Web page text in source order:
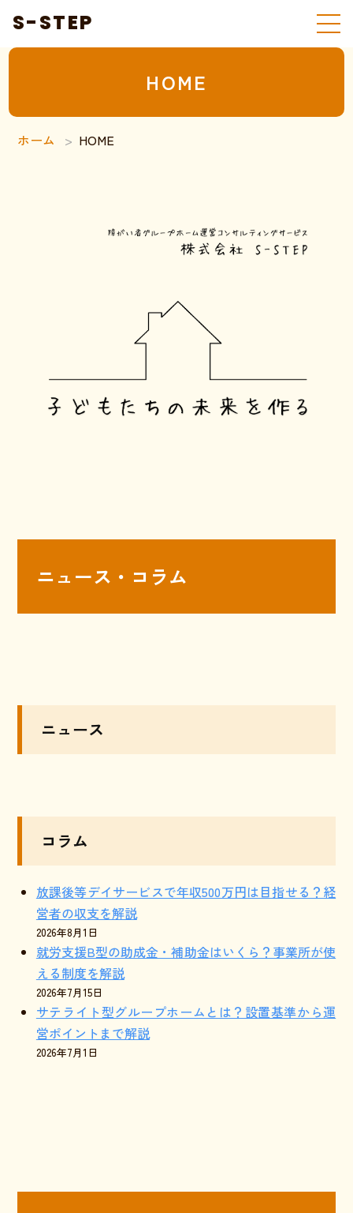
S-STEP
HOME
ホーム HOME
ニュース・コラム
ニュース
コラム
放課後等デイサービスで年収500万円は目指せる？経
営者の収支を解説
2026年8月1日
就労支援B型の助成金・補助金はいくら？事業所が使
える制度を解説
2026年7月15日
サテライト型グループホームとは？設置基準から運
営ポイントまで解説
2026年7月1日